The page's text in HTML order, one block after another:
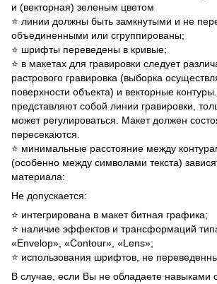
и (векторная) зеленым цветом
⭐ линии должны быть замкнутыми и не
объединенными или сгруппированы;
⭐ шрифты переведены в кривые;
⭐ в макетах для гравировки следует
растрового гравировка (выборка
поверхности объекта) и векторные
представляют собой линии гравировки,
может регулироваться. Макет должен
пересекаются.
⭐ минимальные расстояние между
(особенно между символами текста)
материала:
Не допускается:
⭐ интегрирована в макет битная графика;
⭐ наличие эффектов и трансформаций
«Envelop», «Contour», «Lens»;
⭐ использования шрифтов, не
В случае, если Вы не обладаете навыками